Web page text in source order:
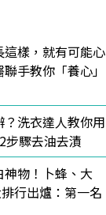
這樣，就有可能心
手教你「養心」
洗衣達人教你用
步驟去油去漬
物！卜蜂、大
行出爐：第一名